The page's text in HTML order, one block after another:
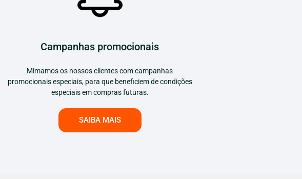
Campanhas promocionais
Mimamos os nossos clientes com campanhas
promocionais especiais, para que beneficiem de condições
especiais em compras futuras.
SAIBA MAIS